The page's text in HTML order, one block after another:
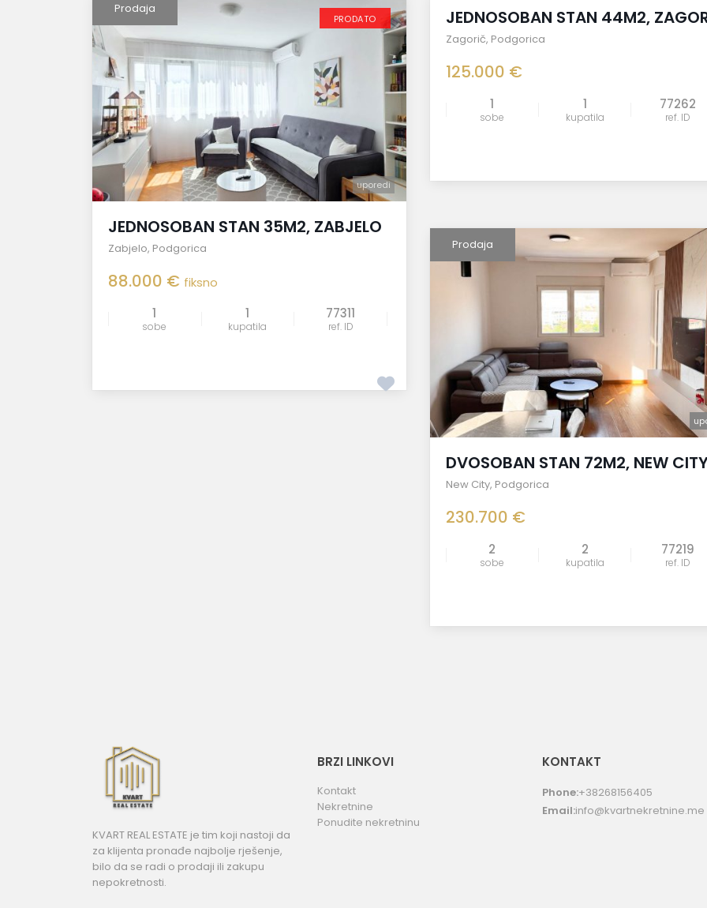
Prodaja
uporedi
PRODATO
JEDNOSOBAN STAN 35M2, ZABJELO
Zabjelo, Podgorica
88.000 € fiksno
1
sobe
1
kupatila
77311
ref. ID
Prodaja
uporedi
JEDNOSOBAN STAN 44M2,
Zagorič, Podgorica
125.000 €
1
sobe
1
kupatila
77262
ref. ID
Prodaja
DVOSOBAN STAN 72M2, NEW
New City, Podgorica
230.700 €
2
sobe
2
kupatila
77219
ref. ID
KVART REAL ESTATE je tim koji nastoji da
za klijenta pronađe najbolje rješenje,
bilo da se radi o prodaji ili zakupu
nepokretnosti.
BRZI LINKOVI
Kontakt
Nekretnine
Ponudite nekretninu
KONTAKT
Phone:+38268156405
Email:info@kvartnekretnine.me